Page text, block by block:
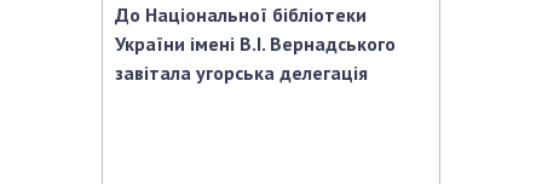
До Національної бібліотеки
України імені В.І. Вернадського
завітала угорська делегація